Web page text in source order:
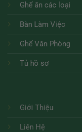
Ghế ăn các loại
Bàn Làm Việc
Ghế Văn Phòng
Tủ hồ sơ
Giới Thiệu
Liên Hệ